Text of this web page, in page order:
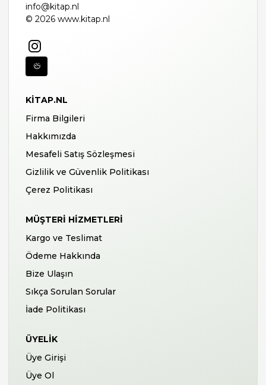
info@kitap.nl
© 2026 www.kitap.nl
KITAP.NL
Firma Bilgileri
Hakkımızda
Mesafeli Satış Sözleşmesi
Gizlilik ve Güvenlik Politikası
Çerez Politikası
MÜŞTERI HIZMETLERI
Kargo ve Teslimat
Ödeme Hakkında
Bize Ulaşın
Sıkça Sorulan Sorular
İade Politikası
ÜYELIK
Üye Girişi
Üye Ol